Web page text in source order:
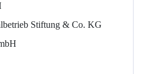
Stiftung & Co. KG